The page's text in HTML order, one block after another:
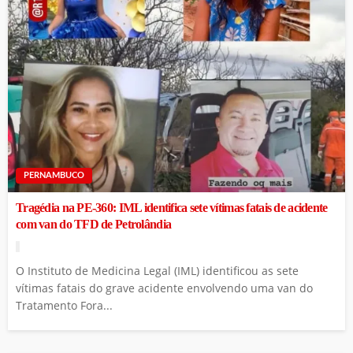
PERNAMBUCO
Tragédia na PE-360: IML identifica sete vítimas fatais de acidente
com van do TFD de Petrolândia
O Instituto de Medicina Legal (IML) identificou as sete
vítimas fatais do grave acidente envolvendo uma van do
Tratamento Fora...